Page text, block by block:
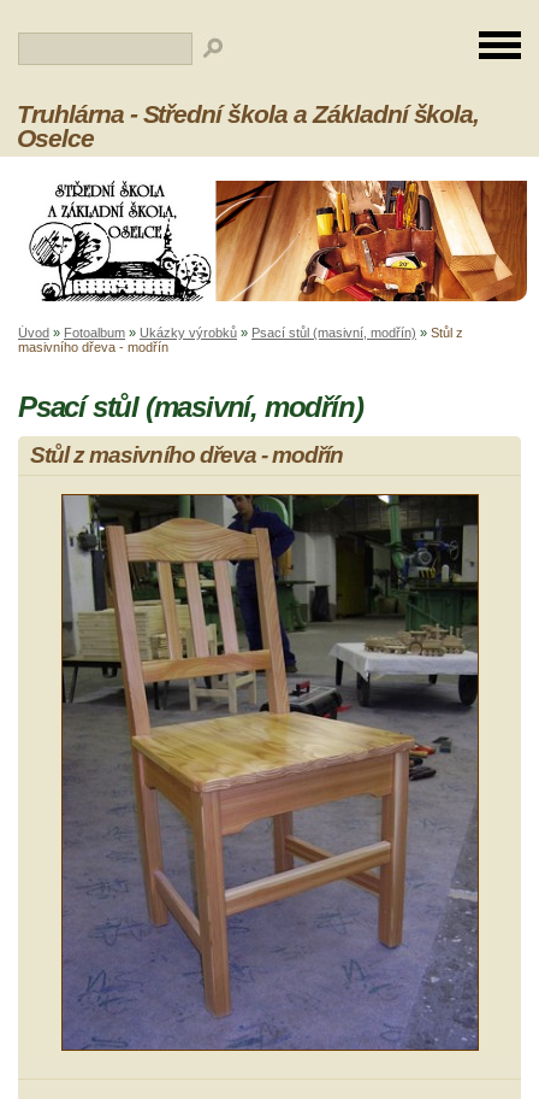
Truhlárna - Střední škola a Základní škola,
Oselce
Úvod » Fotoalbum » Ukázky výrobků » Psací stůl (masivní, modřín) » Stůl z
masivního dřeva - modřín
Psací stůl (masivní, modřín)
Stůl z masivního dřeva - modřín